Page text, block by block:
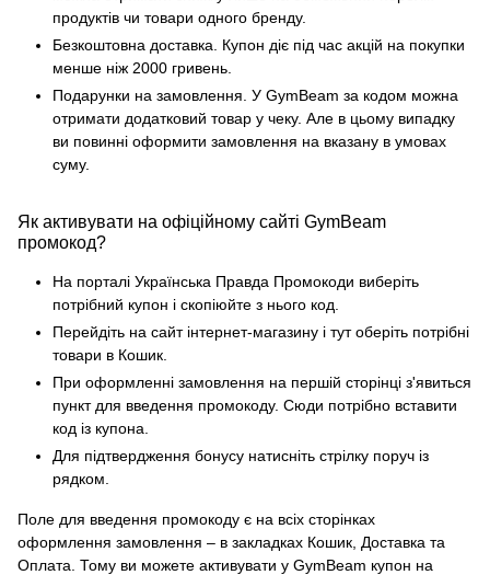
продуктів чи товари одного бренду.
Безкоштовна доставка. Купон діє під час акцій на покупки
менше ніж 2000 гривень.
Подарунки на замовлення. У GymBeam за кодом можна
отримати додатковий товар у чеку. Але в цьому випадку
ви повинні оформити замовлення на вказану в умовах
суму.
Як активувати на офіційному сайті GymBeam
промокод?
На порталі Українська Правда Промокоди виберіть
потрібний купон і скопіюйте з нього код.
Перейдіть на сайт інтернет-магазину і тут оберіть потрібні
товари в Кошик.
При оформленні замовлення на першій сторінці з'явиться
пункт для введення промокоду. Сюди потрібно вставити
код із купона.
Для підтвердження бонусу натисніть стрілку поруч із
рядком.
Поле для введення промокоду є на всіх сторінках
оформлення замовлення – в закладках Кошик, Доставка та
Оплата. Тому ви можете активувати у GymBeam купон на